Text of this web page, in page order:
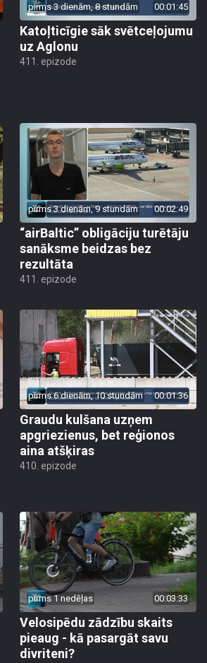
pirms 3 dienām, 8 stundām 00:01:45
Katoļticīgie sāk svētceļojumu
uz Aglonu
411. epizode
pirms 3 dienām, 9 stundām 00:02:49
“airBaltic” obligāciju turētāju
sanāksme beidzas bez
rezultāta
411. epizode
pirms 6 dienām, 10 stundām 00:01:36
Graudu kulšana uzņem
apgriezienus, bet reģionos
aina atšķiras
410. epizode
pirms 1 nedēļas 00:03:33
Velosipēdu zādzību skaits
pieaug - kā pasargāt savu
divriteni?